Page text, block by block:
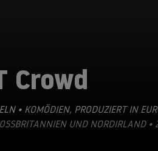
Crowd
• KOMÖDIEN, PRODUZIERT IN
UND NORDIRLAND